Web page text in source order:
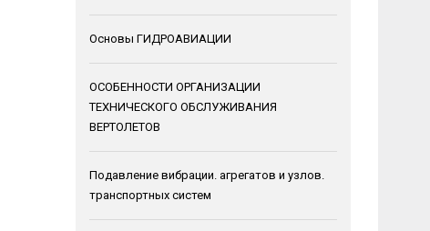
Основы ГИДРОАВИАЦИИ
ОСОБЕННОСТИ ОРГАНИЗАЦИИ
ТЕХНИЧЕСКОГО ОБСЛУЖИВАНИЯ
ВЕРТОЛЕТОВ
Подавление вибрации. агрегатов и узлов.
транспортных систем